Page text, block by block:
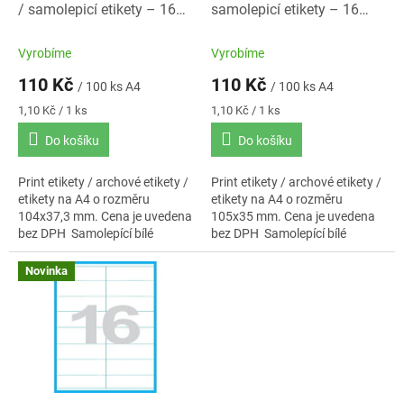
/ samolepicí etikety – 16
Vyrobíme
110 Kč / 100 ks A4
Měrná
cena:
1,10 Kč / 1 ks
Do košíku
Print etikety / archové etikety /
etikety na A4 o rozměru
104x37,3 mm. Cena je uvedena
bez DPH Samolepící bílé
etikety. Standardní lepidlo.
Baleno po 100 ks...
samolepicí etikety – 16
Vyrobíme
110 Kč / 100 ks A4
Měrná
cena:
1,10 Kč / 1 ks
Do košíku
Print etikety / archové etikety /
etikety na A4 o rozměru
105x35 mm. Cena je uvedena
bez DPH Samolepící bílé
etikety. Standardní lepidlo.
Novinka